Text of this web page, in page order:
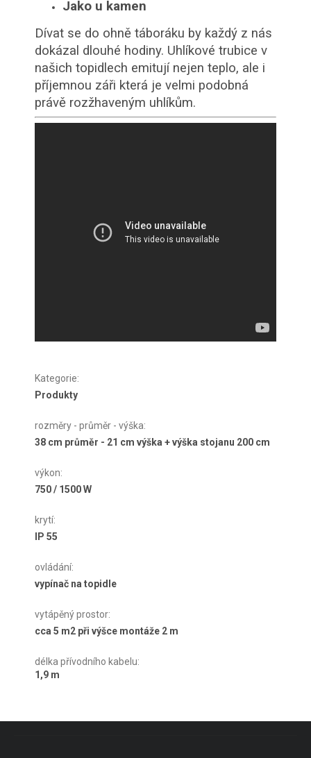
Jako u kamen
Dívat se do ohně táboráku by každý z nás
dokázal dlouhé hodiny. Uhlíkové trubice v
našich topidlech emitují nejen teplo, ale i
příjemnou záři která je velmi podobná
právě rozžhaveným uhlíkům.
Kategorie:
Produkty
rozměry - průměr - výška:
38 cm průměr - 21 cm výška + výška stojanu 200 cm
výkon:
750 / 1500 W
krytí:
IP 55
ovládání:
vypínač na topidle
vytápěný prostor:
cca 5 m2 při výšce montáže 2 m
délka přívodního kabelu:
1,9 m